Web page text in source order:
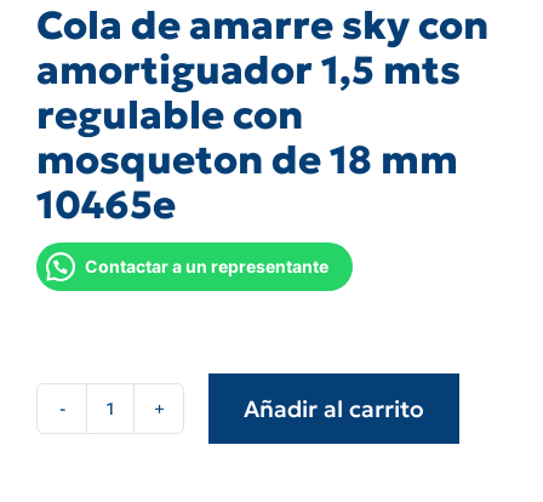
Cola de amarre sky con
amortiguador 1,5 mts
regulable con
mosqueton de 18 mm
10465e
Contactar a un representante
Añadir al carrito